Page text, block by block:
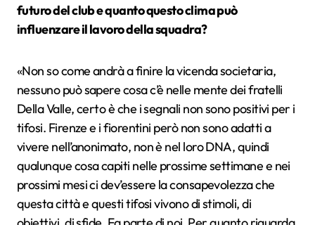
futuro del club e quanto questo clima può
influenzare il lavoro della squadra?
«Non so come andrà a finire la vicenda societaria,
nessuno può sapere cosa c’è nelle mente dei fratelli
Della Valle, certo è che i segnali non sono positivi per i
tifosi. Firenze e i fiorentini però non sono adatti a
vivere nell’anonimato, non è nel loro DNA, quindi
qualunque cosa capiti nelle prossime settimane e nei
prossimi mesi ci dev’essere la consapevolezza che
questa città e questi tifosi vivono di stimoli, di